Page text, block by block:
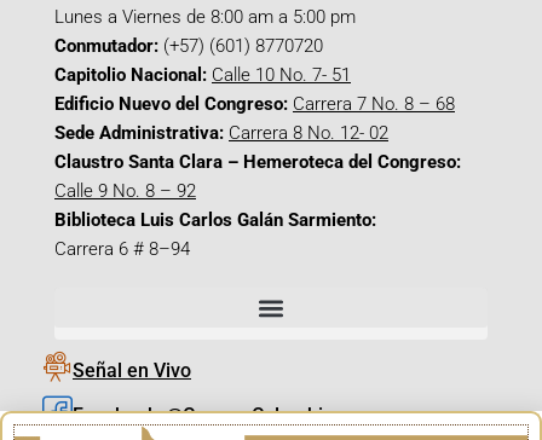
Lunes a Viernes de 8:00 am a 5:00 pm
Conmutador: (+57) (601) 8770720
Capitolio Nacional: Calle 10 No. 7- 51
Edificio Nuevo del Congreso: Carrera 7 No. 8 – 68
Sede Administrativa: Carrera 8 No. 12- 02
Claustro Santa Clara – Hemeroteca del Congreso:
Calle 9 No. 8 – 92
Biblioteca Luis Carlos Galán Sarmiento:
Carrera 6 # 8–94
Señal en Vivo
Facebook_@CamaraColombia